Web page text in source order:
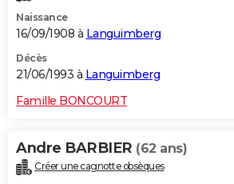
Naissance
16/09/1908 à Languimberg
Décès
21/06/1993 à Languimberg
Famille BONCOURT
Andre BARBIER (62 ans)
Créer une cagnotte obsèques